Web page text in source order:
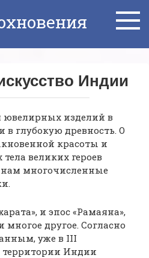
Индии
ювелирных изделий в
глубокую древность. О
красоты и
великих героев
нам многочисленные
и эпос «Рамаяна»,
другое. Согласно
уже в III
территории Индии